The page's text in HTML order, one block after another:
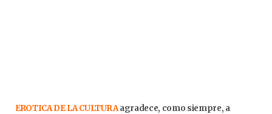
EROTICA DE LA CULTURAagradece, como siempre, a